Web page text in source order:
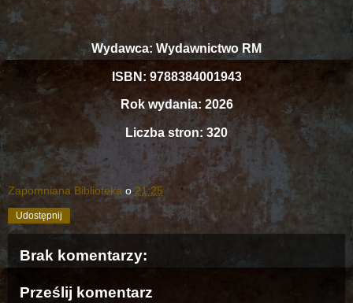
Wydawca: Wydawnictwo RM
ISBN: 9788384001943
Rok wydania: 2026
Liczba stron: 320
Zapomniana Biblioteka o21:25
Udostępnij
Brak komentarzy:
Prześlij komentarz